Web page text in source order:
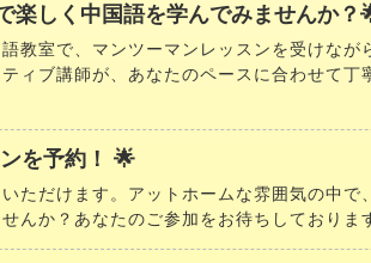
楽しく中国語を学んでみませんか？
教室で、マンツーマンレッスンを受けなが
ィブ講師が、あなたのペースに合わせて丁
を予約！ 🌟
ただけます。アットホームな雰囲気の中で
んか？あなたのご参加をお待ちしておりま